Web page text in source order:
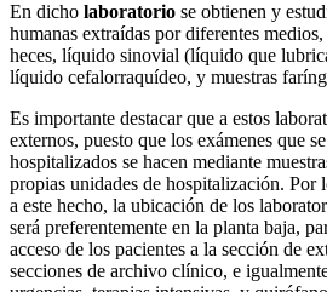
En dicho laboratorio se obtienen y
humanas extraídas por diferentes
heces, líquido sinovial (líquido que
líquido cefalorraquídeo, y muestras
Es importante destacar que a estos
externos, puesto que los exámenes que
hospitalizados se hacen mediante
propias unidades de hospitalización. Por
a este hecho, la ubicación de los
será preferentemente en la planta baja,
acceso de los pacientes a la sección de
secciones de archivo clínico, e